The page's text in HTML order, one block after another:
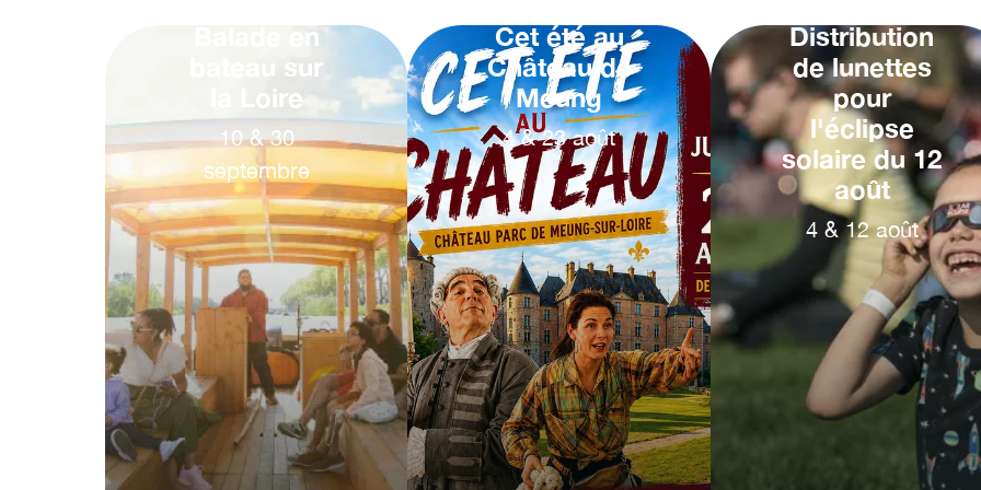
Balade en
bateau sur
la Loire
10 & 30
septembre
Cet été au
Château de
Meung
4 & 23 août
Distribution
de lunettes
pour
l'éclipse
solaire du 12
août
4 & 12 août